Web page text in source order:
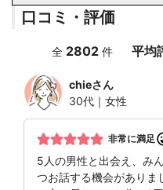
口コミ・評価
全 2802 件 平均
chieさん
30代｜女性
非常に満足
5人の男性と出会え、み
つお話する機会がありま